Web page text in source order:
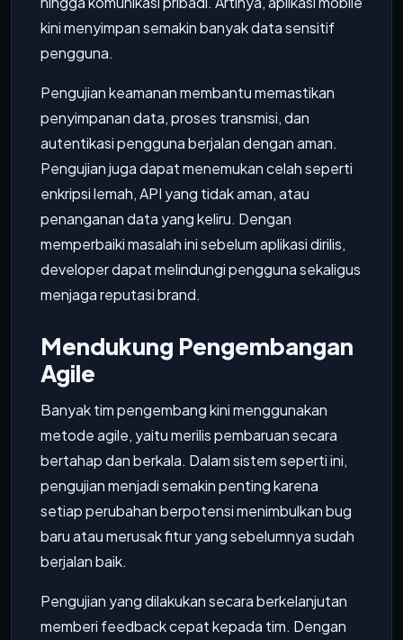
kini menyimpan semakin banyak data sensitif
pengguna.
Pengujian keamanan membantu memastikan
penyimpanan data, proses transmisi, dan
autentikasi pengguna berjalan dengan aman.
Pengujian juga dapat menemukan celah seperti
enkripsi lemah, API yang tidak aman, atau
penanganan data yang keliru. Dengan
memperbaiki masalah ini sebelum aplikasi dirilis,
developer dapat melindungi pengguna sekaligus
menjaga reputasi brand.
Mendukung Pengembangan
Agile
Banyak tim pengembang kini menggunakan
metode agile, yaitu merilis pembaruan secara
bertahap dan berkala. Dalam sistem seperti ini,
pengujian menjadi semakin penting karena
setiap perubahan berpotensi menimbulkan bug
baru atau merusak fitur yang sebelumnya sudah
berjalan baik.
Pengujian yang dilakukan secara berkelanjutan
memberi feedback cepat kepada tim. Dengan